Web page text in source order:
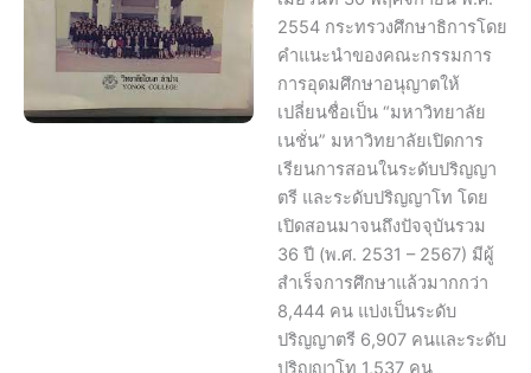
2554 กระทรวงศึกษาธิการโดย
คำแนะนำของคณะกรรมการ
การอุดมศึกษาอนุญาตให้
เปลี่ยนชื่อเป็น “มหาวิทยาลัย
เนชั่น” มหาวิทยาลัยเปิดการ
เรียนการสอนในระดับปริญญา
ตรี และระดับปริญญาโท โดย
เปิดสอนมาจนถึงปัจจุบันรวม
36 ปี (พ.ศ. 2531 – 2567) มีผู้
สำเร็จการศึกษาแล้วมากกว่า
8,444 คน แบ่งเป็นระดับ
ปริญญาตรี 6,907 คนและระดับ
ปริญญาโท 1,537 คน